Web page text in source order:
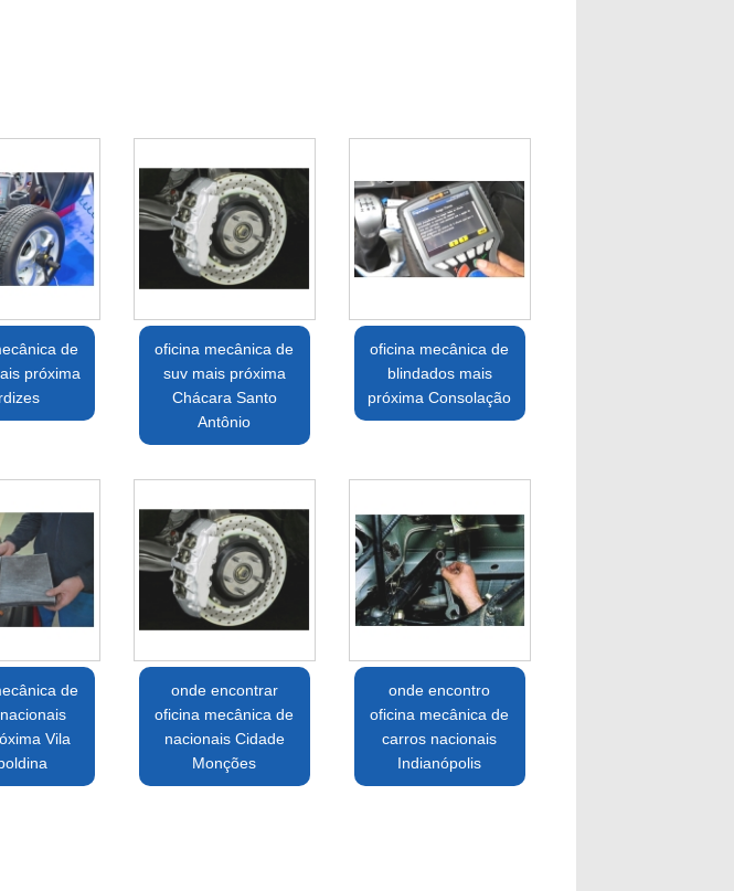
de
próxima
oficina mecânica de
suv mais próxima
Chácara Santo
Antônio
oficina mecânica de
blindados mais
próxima Consolação
de
Vila
onde encontrar
oficina mecânica de
nacionais Cidade
Monções
onde encontro
oficina mecânica de
carros nacionais
Indianópolis